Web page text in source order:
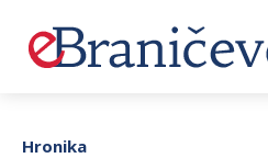
Hronika